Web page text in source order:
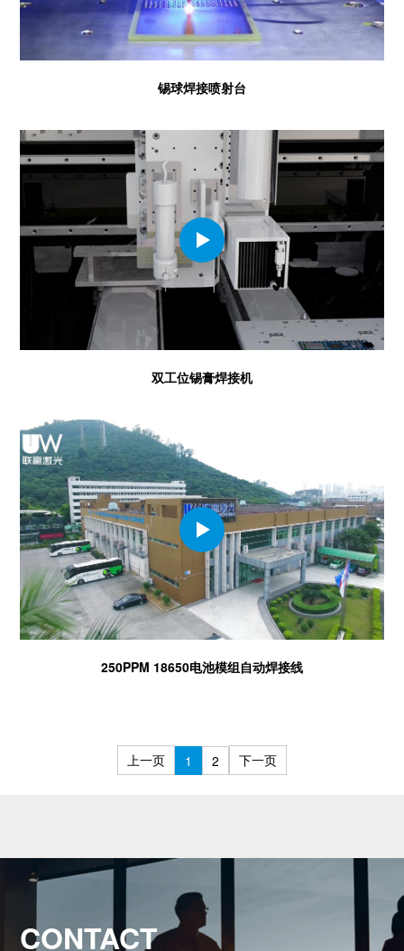
锡球焊接喷射台
双工位锡膏焊接机
250PPM 18650电池模组自动焊接线
上一页 1 2 下一页
CONTACT